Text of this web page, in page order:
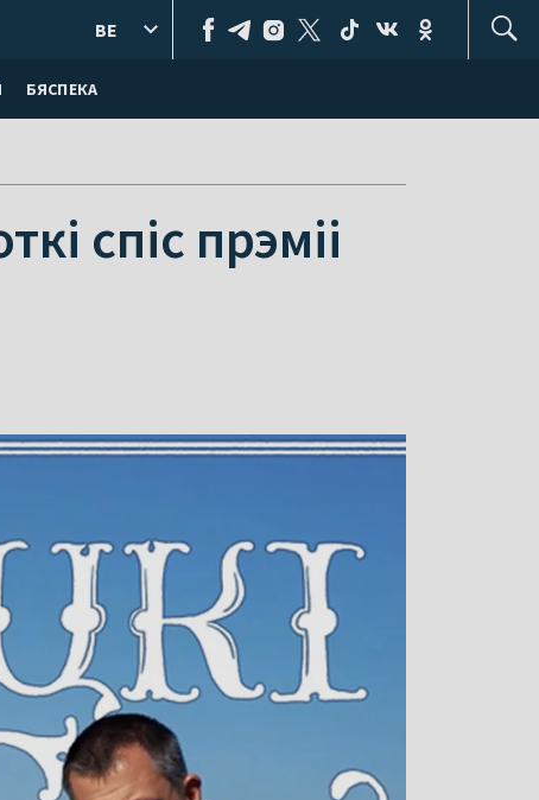
БЯСПЕКА
BE
спіс прэміі